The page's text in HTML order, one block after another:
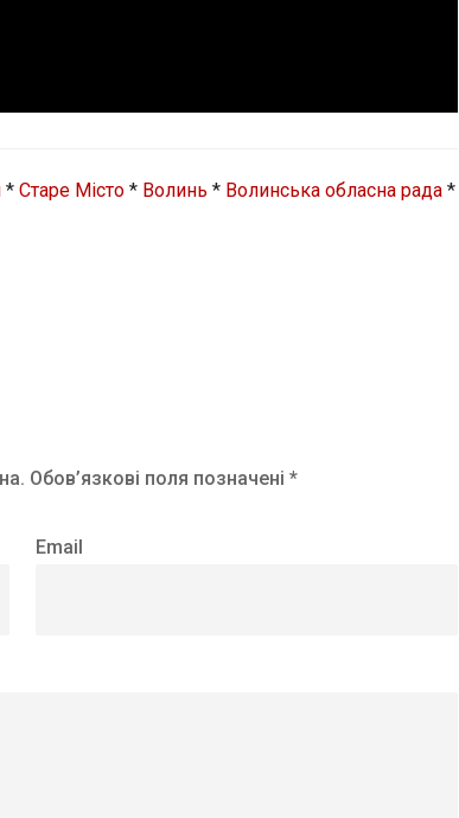
* Старе Місто * Волинь * Волинська обласна рада *
Обов’язкові поля позначені *
Email